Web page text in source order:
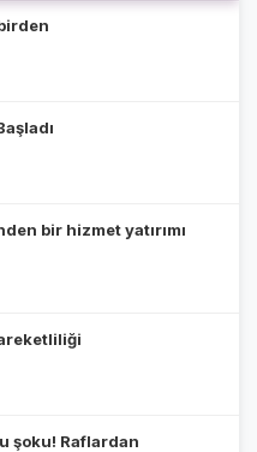
bir hizmet yatırımı
şoku! Raflardan